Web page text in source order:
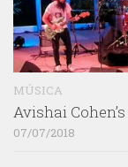
MÚSICA
Avishai
07/07/2018